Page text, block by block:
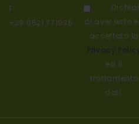
F:
+39.0521.771936
di aver letto
accettato la
ed il
trattamento
dati.